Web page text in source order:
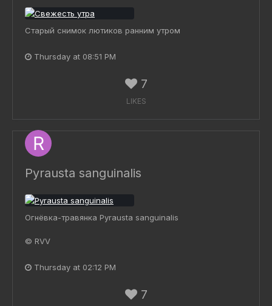
Старый снимок лютиков ранним утром
Thursday at 08:51 PM
7
LIKES
Pyrausta sanguinalis
Огнёвка-травянка Pyrausta sanguinalis
© RVV
Thursday at 02:12 PM
7